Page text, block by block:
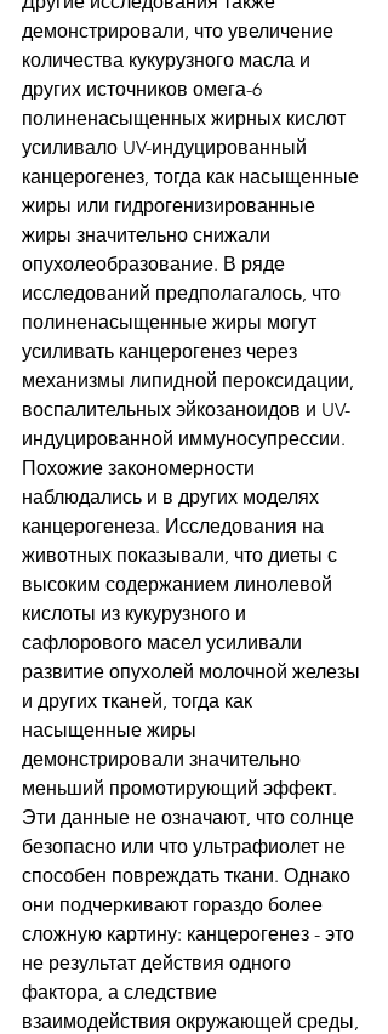
демонстрировали, что увеличение
количества кукурузного масла и
других источников омега-6
полиненасыщенных жирных кислот
усиливало UV-индуцированный
канцерогенез, тогда как насыщенные
жиры или гидрогенизированные
жиры значительно снижали
опухолеобразование. В ряде
исследований предполагалось, что
полиненасыщенные жиры могут
усиливать канцерогенез через
механизмы липидной пероксидации,
воспалительных эйкозаноидов и UV-
индуцированной иммуносупрессии.
Похожие закономерности
наблюдались и в других моделях
канцерогенеза. Исследования на
животных показывали, что диеты с
высоким содержанием линолевой
кислоты из кукурузного и
сафлорового масел усиливали
развитие опухолей молочной железы
и других тканей, тогда как
насыщенные жиры
демонстрировали значительно
меньший промотирующий эффект.
Эти данные не означают, что солнце
безопасно или что ультрафиолет не
способен повреждать ткани. Однако
они подчеркивают гораздо более
сложную картину: канцерогенез - это
не результат действия одного
фактора, а следствие
взаимодействия окружающей среды,